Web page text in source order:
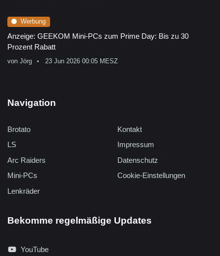
Werbung
Anzeige: GEEKOM Mini-PCs zum Prime Day: Bis zu 30
Prozent Rabatt
von Jörg 23 Jun 2026 00:05 MESZ
Navigation
Brotato
LS
Arc Raiders
Mini-PCs
Lenkräder
Kontakt
Impressum
Datenschutz
Cookie-Einstellungen
Bekomme regelmäßige Updates
YouTube